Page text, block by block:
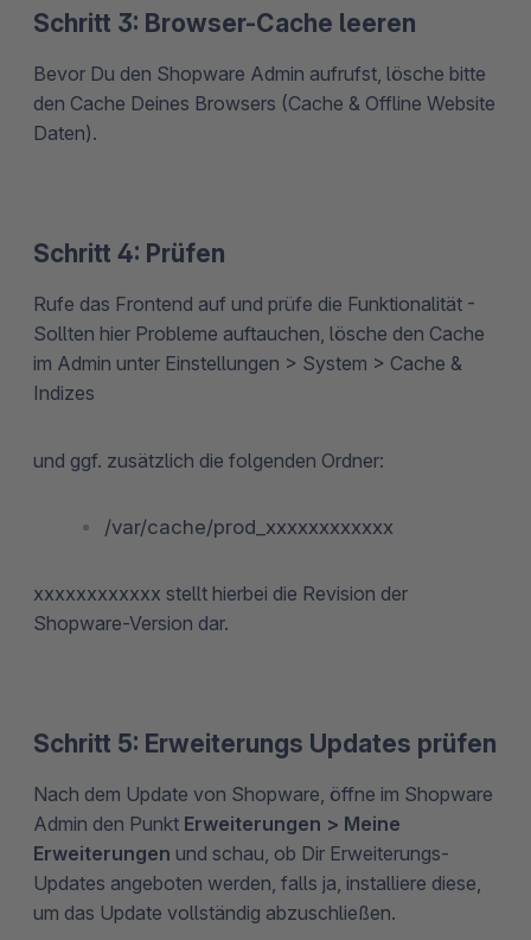
Schritt 3: Browser-Cache leeren
Bevor Du den Shopware Admin aufrufst, lösche bitte
den Cache Deines Browsers (Cache & Offline Website
Daten).
Schritt 4: Prüfen
Rufe das Frontend auf und prüfe die Funktionalität -
Sollten hier Probleme auftauchen, lösche den Cache
im Admin unter Einstellungen > System > Cache &
Indizes
und ggf. zusätzlich die folgenden Ordner:
/var/cache/prod_xxxxxxxxxxxx
xxxxxxxxxxxx stellt hierbei die Revision der
Shopware-Version dar.
Schritt 5: Erweiterungs Updates prüfen
Nach dem Update von Shopware, öffne im Shopware
Admin den Punkt Erweiterungen > Meine
Erweiterungen und schau, ob Dir Erweiterungs-
Updates angeboten werden, falls ja, installiere diese,
um das Update vollständig abzuschließen.